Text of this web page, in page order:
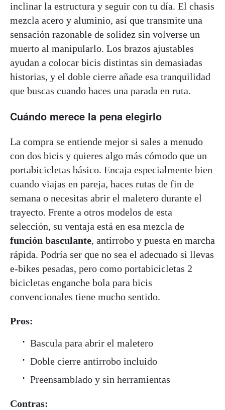
inclinar la estructura y seguir con tu día. El chasis
mezcla acero y aluminio, así que transmite una
sensación razonable de solidez sin volverse un
muerto al manipularlo. Los brazos ajustables
ayudan a colocar bicis distintas sin demasiadas
historias, y el doble cierre añade esa tranquilidad
que buscas cuando haces una parada en ruta.
Cuándo merece la pena elegirlo
La compra se entiende mejor si sales a menudo
con dos bicis y quieres algo más cómodo que un
portabicicletas básico. Encaja especialmente bien
cuando viajas en pareja, haces rutas de fin de
semana o necesitas abrir el maletero durante el
trayecto. Frente a otros modelos de esta
selección, su ventaja está en esa mezcla de
función basculante, antirrobo y puesta en marcha
rápida. Podría ser que no sea el adecuado si llevas
e-bikes pesadas, pero como portabicicletas 2
bicicletas enganche bola para bicis
convencionales tiene mucho sentido.
Pros:
Bascula para abrir el maletero
Doble cierre antirrobo incluido
Preensamblado y sin herramientas
Contras: